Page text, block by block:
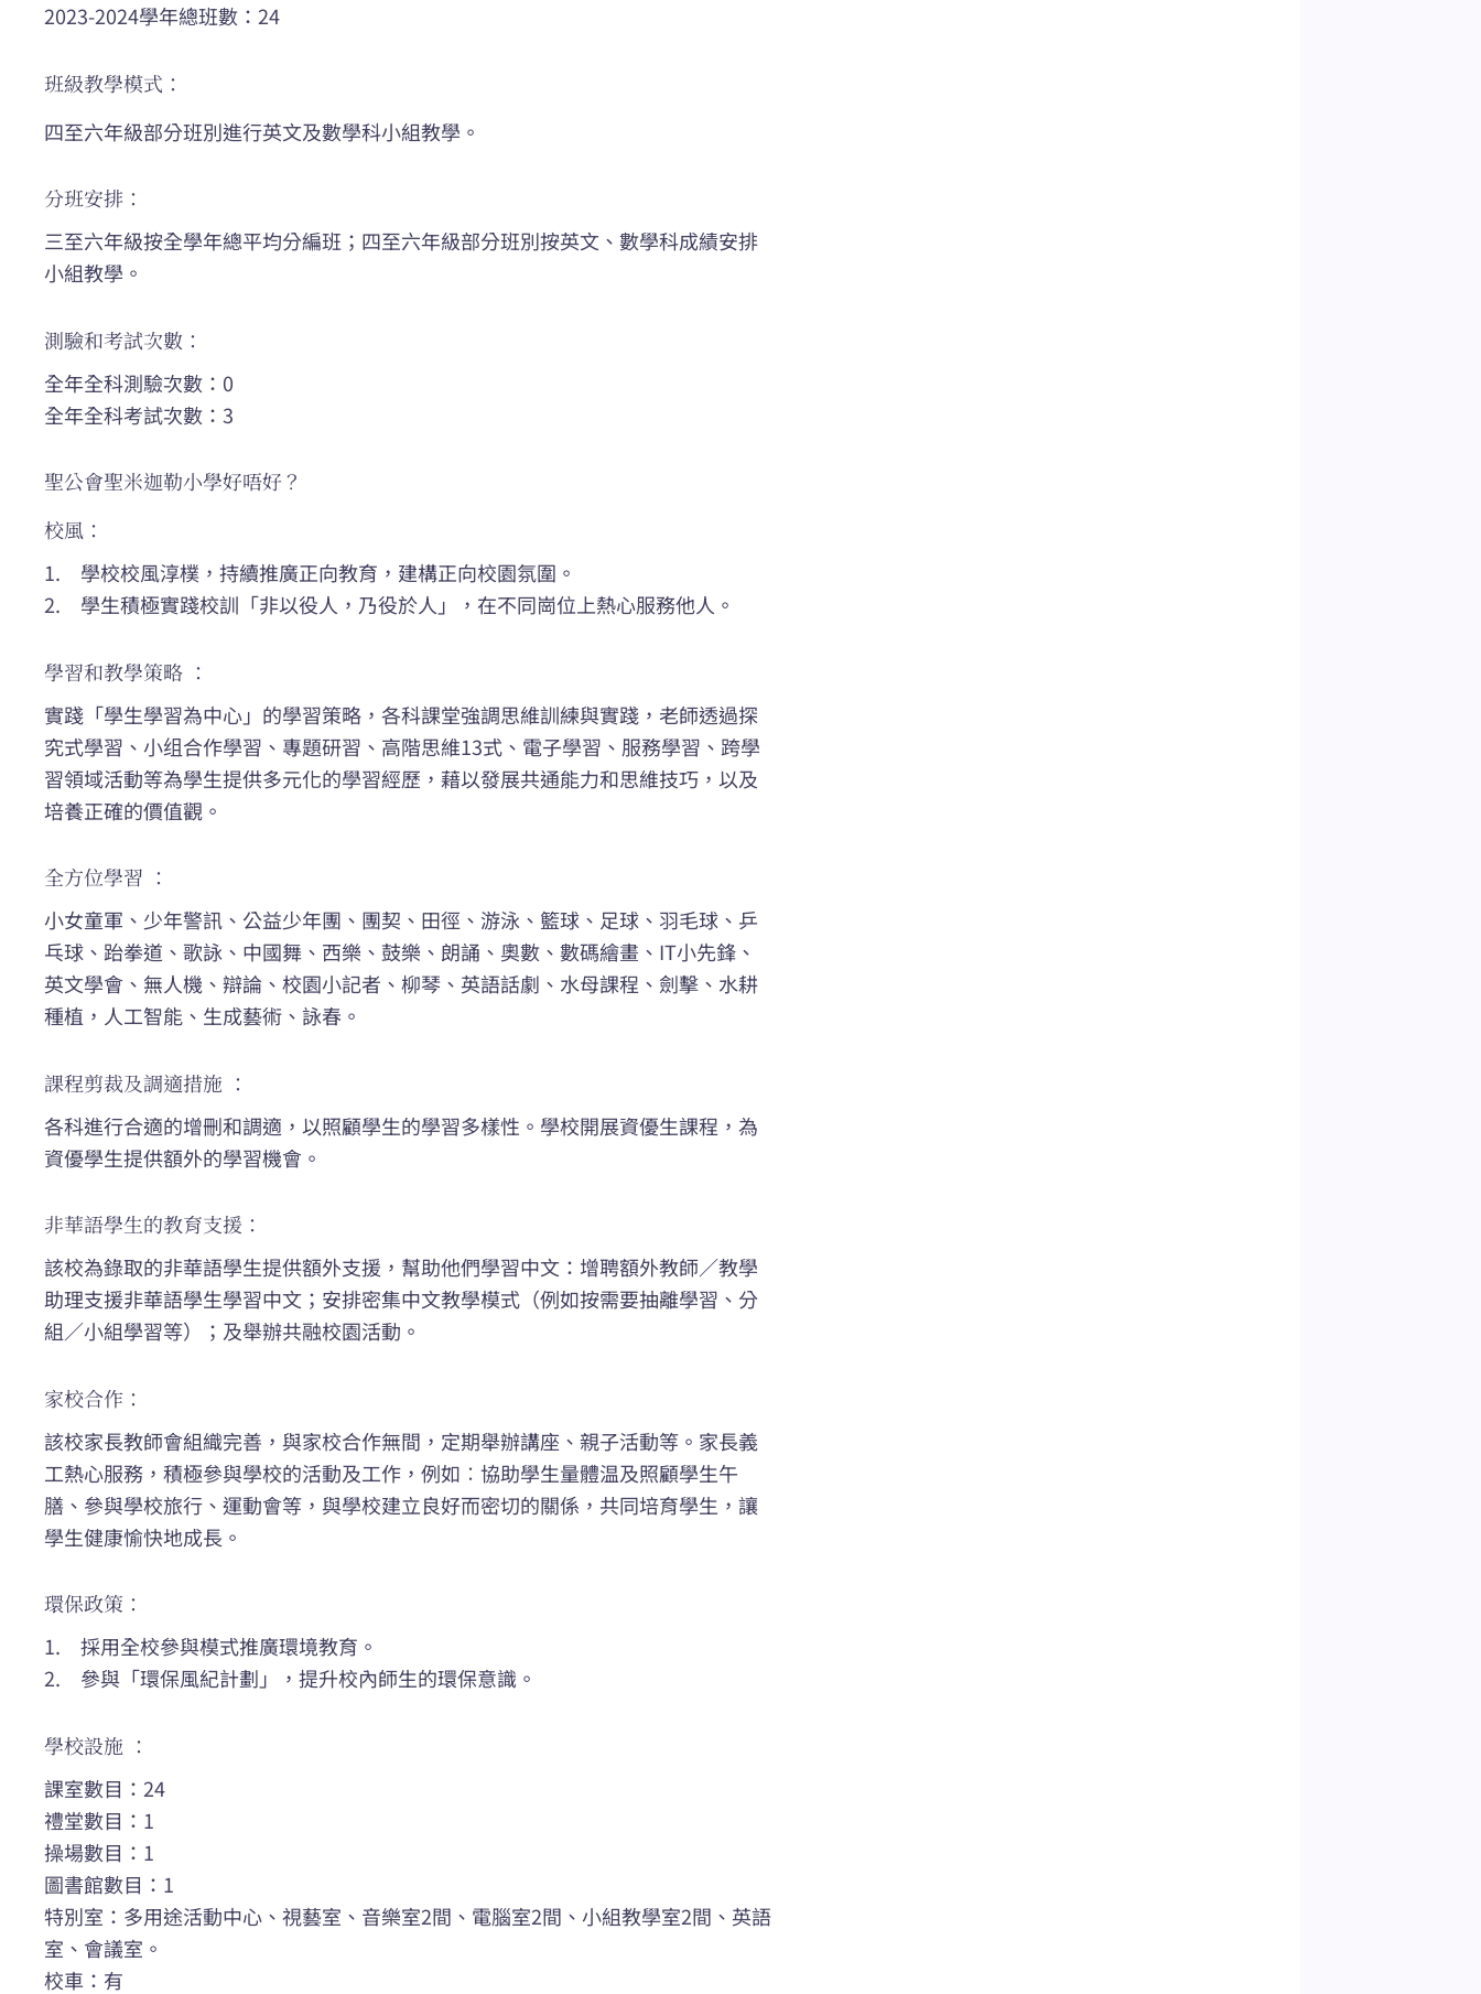
2023-2024學年總班數：24
班級教學模式：
四至六年級部分班別進行英文及數學科小組教學。
分班安排：
三至六年級按全學年總平均分編班；四至六年級部分班別按英文、數學科成績安排
小組教學。
測驗和考試次數：
全年全科測驗次數：0
全年全科考試次數：3
聖公會聖米迦勒小學好唔好？
校風：
1. 學校校風淳樸，持續推廣正向教育，建構正向校園氛圍。
2. 學生積極實踐校訓「非以役人，乃役於人」，在不同崗位上熱心服務他人。
學習和教學策略 ：
實踐「學生學習為中心」的學習策略，各科課堂強調思維訓練與實踐，老師透過探
究式學習、小组合作學習、專題研習、高階思維13式、電子學習、服務學習、跨學
習領域活動等為學生提供多元化的學習經歷，藉以發展共通能力和思維技巧，以及
培養正確的價值觀。
全方位學習 ：
小女童軍、少年警訊、公益少年團、團契、田徑、游泳、籃球、足球、羽毛球、乒
乓球、跆拳道、歌詠、中國舞、西樂、鼓樂、朗誦、奧數、數碼繪畫、IT小先鋒、
英文學會、無人機、辯論、校園小記者、柳琴、英語話劇、水母課程、劍擊、水耕
種植，人工智能、生成藝術、詠春。
課程剪裁及調適措施 ：
各科進行合適的增刪和調適，以照顧學生的學習多樣性。學校開展資優生課程，為
資優學生提供額外的學習機會。
非華語學生的教育支援：
該校為錄取的非華語學生提供額外支援，幫助他們學習中文：增聘額外教師／教學
助理支援非華語學生學習中文；安排密集中文教學模式（例如按需要抽離學習、分
組／小組學習等）；及舉辦共融校園活動。
家校合作：
該校家長教師會組織完善，與家校合作無間，定期舉辦講座、親子活動等。家長義
工熱心服務，積極參與學校的活動及工作，例如︰協助學生量體温及照顧學生午
膳、參與學校旅行、運動會等，與學校建立良好而密切的關係，共同培育學生，讓
學生健康愉快地成長。
環保政策：
1. 採用全校參與模式推廣環境教育。
2. 參與「環保風紀計劃」，提升校內師生的環保意識。
學校設施 ：
課室數目：24
禮堂數目：1
操場數目：1
圖書館數目：1
特別室：多用途活動中心、視藝室、音樂室2間、電腦室2間、小組教學室2間、英語
室、會議室。
校車：有